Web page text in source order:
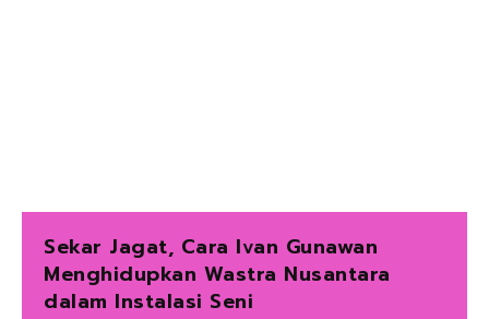
Sekar Jagat, Cara Ivan Gunawan
Menghidupkan Wastra Nusantara
dalam Instalasi Seni